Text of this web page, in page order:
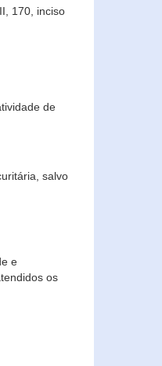
170, inciso
de
salvo
e
os